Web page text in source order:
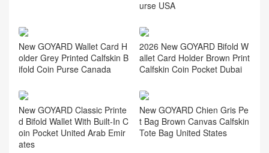
urse USA
New GOYARD Wallet Card H
2026 New GOYARD Bifold W
allet Card Holder Brown Print
Calfskin Coin Pocket Dubai